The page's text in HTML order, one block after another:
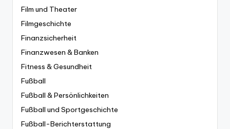
Film und Theater
Filmgeschichte
Finanzsicherheit
Finanzwesen & Banken
Fitness & Gesundheit
Fußball
Fußball & Persönlichkeiten
Fußball und Sportgeschichte
Fußball-Berichterstattung